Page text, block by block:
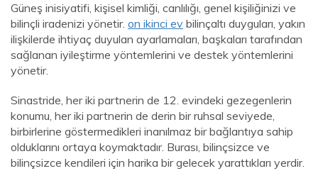
Güneş inisiyatifi, kişisel kimliği, canlılığı, genel kişiliğinizi ve
bilinçli iradenizi yönetir. on ikinci ev bilinçaltı duyguları, yakın
ilişkilerde ihtiyaç duyulan ayarlamaları, başkaları tarafından
sağlanan iyileştirme yöntemlerini ve destek yöntemlerini
yönetir.
Sinastride, her iki partnerin de 12. evindeki gezegenlerin
konumu, her iki partnerin de derin bir ruhsal seviyede,
birbirlerine göstermedikleri inanılmaz bir bağlantıya sahip
olduklarını ortaya koymaktadır. Burası, bilinçsizce ve
bilinçsizce kendileri için harika bir gelecek yarattıkları yerdir.